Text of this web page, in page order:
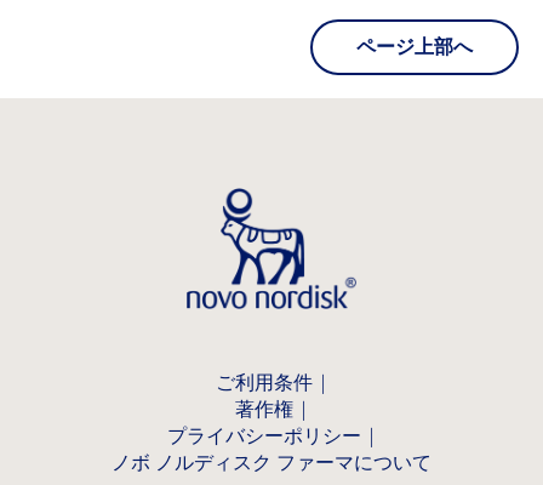
ページ上部へ
ご利用条件
著作権
プライバシーポリシー
ノボ ノルディスク ファーマについて